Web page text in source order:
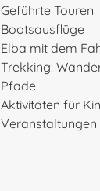
Geführte Touren
Bootsausflüge
Elba mit dem
Trekking:
Pfade
Aktivitäten für
Veranstaltungen